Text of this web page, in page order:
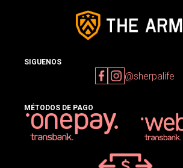
SIGUENOS
@sherpalife
MÉTODOS DE PAGO